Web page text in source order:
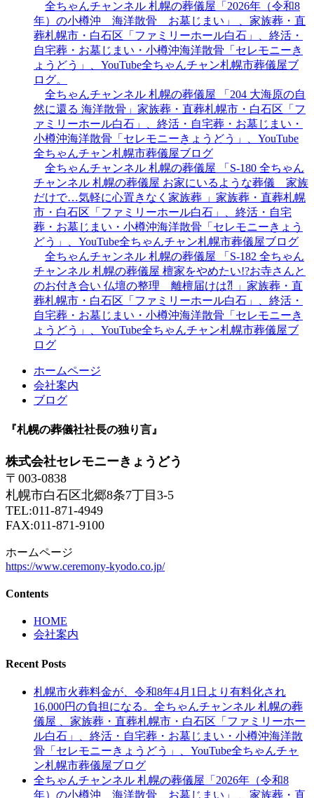
全ちゃんチャンネル 札幌の葬儀屋「2026年（令和8
年）の小樽沖 海洋散骨 お墓じまい」 、家族葬・直
葬札幌市・白石区「ファミリーホール白石」、終活・
自宅葬・お墓じまい・小樽沖海洋散骨「セレモニーき
ょうどう」、YouTube全ちゃんチャン札幌市葬儀屋ブ
ログ。
全ちゃんチャンネル 札幌の葬儀屋 「204 大海原の自
然に還る 海洋散骨」家族葬・直葬札幌市・白石区「フ
ァミリーホール白石」、終活・自宅葬・お墓じまい・
小樽沖海洋散骨「セレモニーきょうどう」、YouTube
全ちゃんチャン札幌市葬儀屋ブログ
全ちゃんチャンネル 札幌の葬儀屋 「S-180 全ちゃん
チャンネル 札幌の葬儀屋 お家にいるような葬儀 家族
だけで…気軽に心置きなく家族葬 」家族葬・直葬札幌
市・白石区「ファミリーホール白石」、終活・自宅
葬・お墓じまい・小樽沖海洋散骨「セレモニーきょう
どう」、YouTube全ちゃんチャン札幌市葬儀屋ブログ
全ちゃんチャンネル 札幌の葬儀屋 「S-182 全ちゃん
チャンネル 札幌の葬儀屋 檀家をやめたい!?お寺さんと
のお付き合い 仏壇の整理 離檀届けは⁈ 」家族葬・直
葬札幌市・白石区「ファミリーホール白石」、終活・
自宅葬・お墓じまい・小樽沖海洋散骨「セレモニーき
ょうどう」、YouTube全ちゃんチャン札幌市葬儀屋ブ
ログ
ホームページ
会社案内
ブログ
『札幌の葬儀社社長の独り言』
株式会社セレモニーきょうどう
〒003-0838
札幌市白石区北郷8条7丁目3-5
TEL:011-871-4949
FAX:011-871-9100
ホームページ
https://www.ceremony-kyodo.co.jp/
Contents
HOME
会社案内
Recent Posts
札幌市火葬料金が、令和8年4月1日より有料化され
16,000円の負担になる。全ちゃんチャンネル 札幌の葬
儀屋 、家族葬・直葬札幌市・白石区「ファミリーホー
ル白石」、終活・自宅葬・お墓じまい・小樽沖海洋散
骨「セレモニーきょうどう」、YouTube全ちゃんチャ
ン札幌市葬儀屋ブログ
全ちゃんチャンネル 札幌の葬儀屋「2026年（令和8
年）の小樽沖 海洋散骨 お墓じまい」 、家族葬・直